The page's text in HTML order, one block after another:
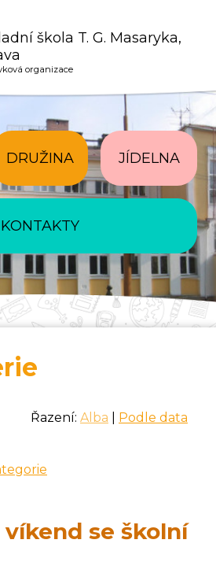
škola T. G. Masaryka,
organizace
DRUŽINA JÍDELNA
KONTAKTY
Řazení: Alba Podle data
se školní